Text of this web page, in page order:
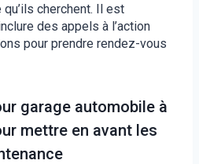
cherchent. Il est
des appels à l’action
pour prendre rendez-vous
garage automobile à
mettre en avant les